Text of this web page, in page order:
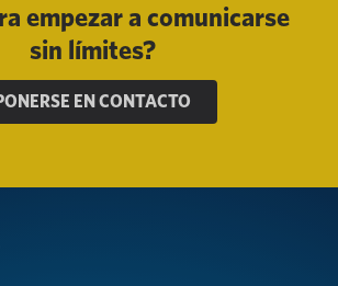
empezar a comunicarse
sin límites?
EN CONTACTO